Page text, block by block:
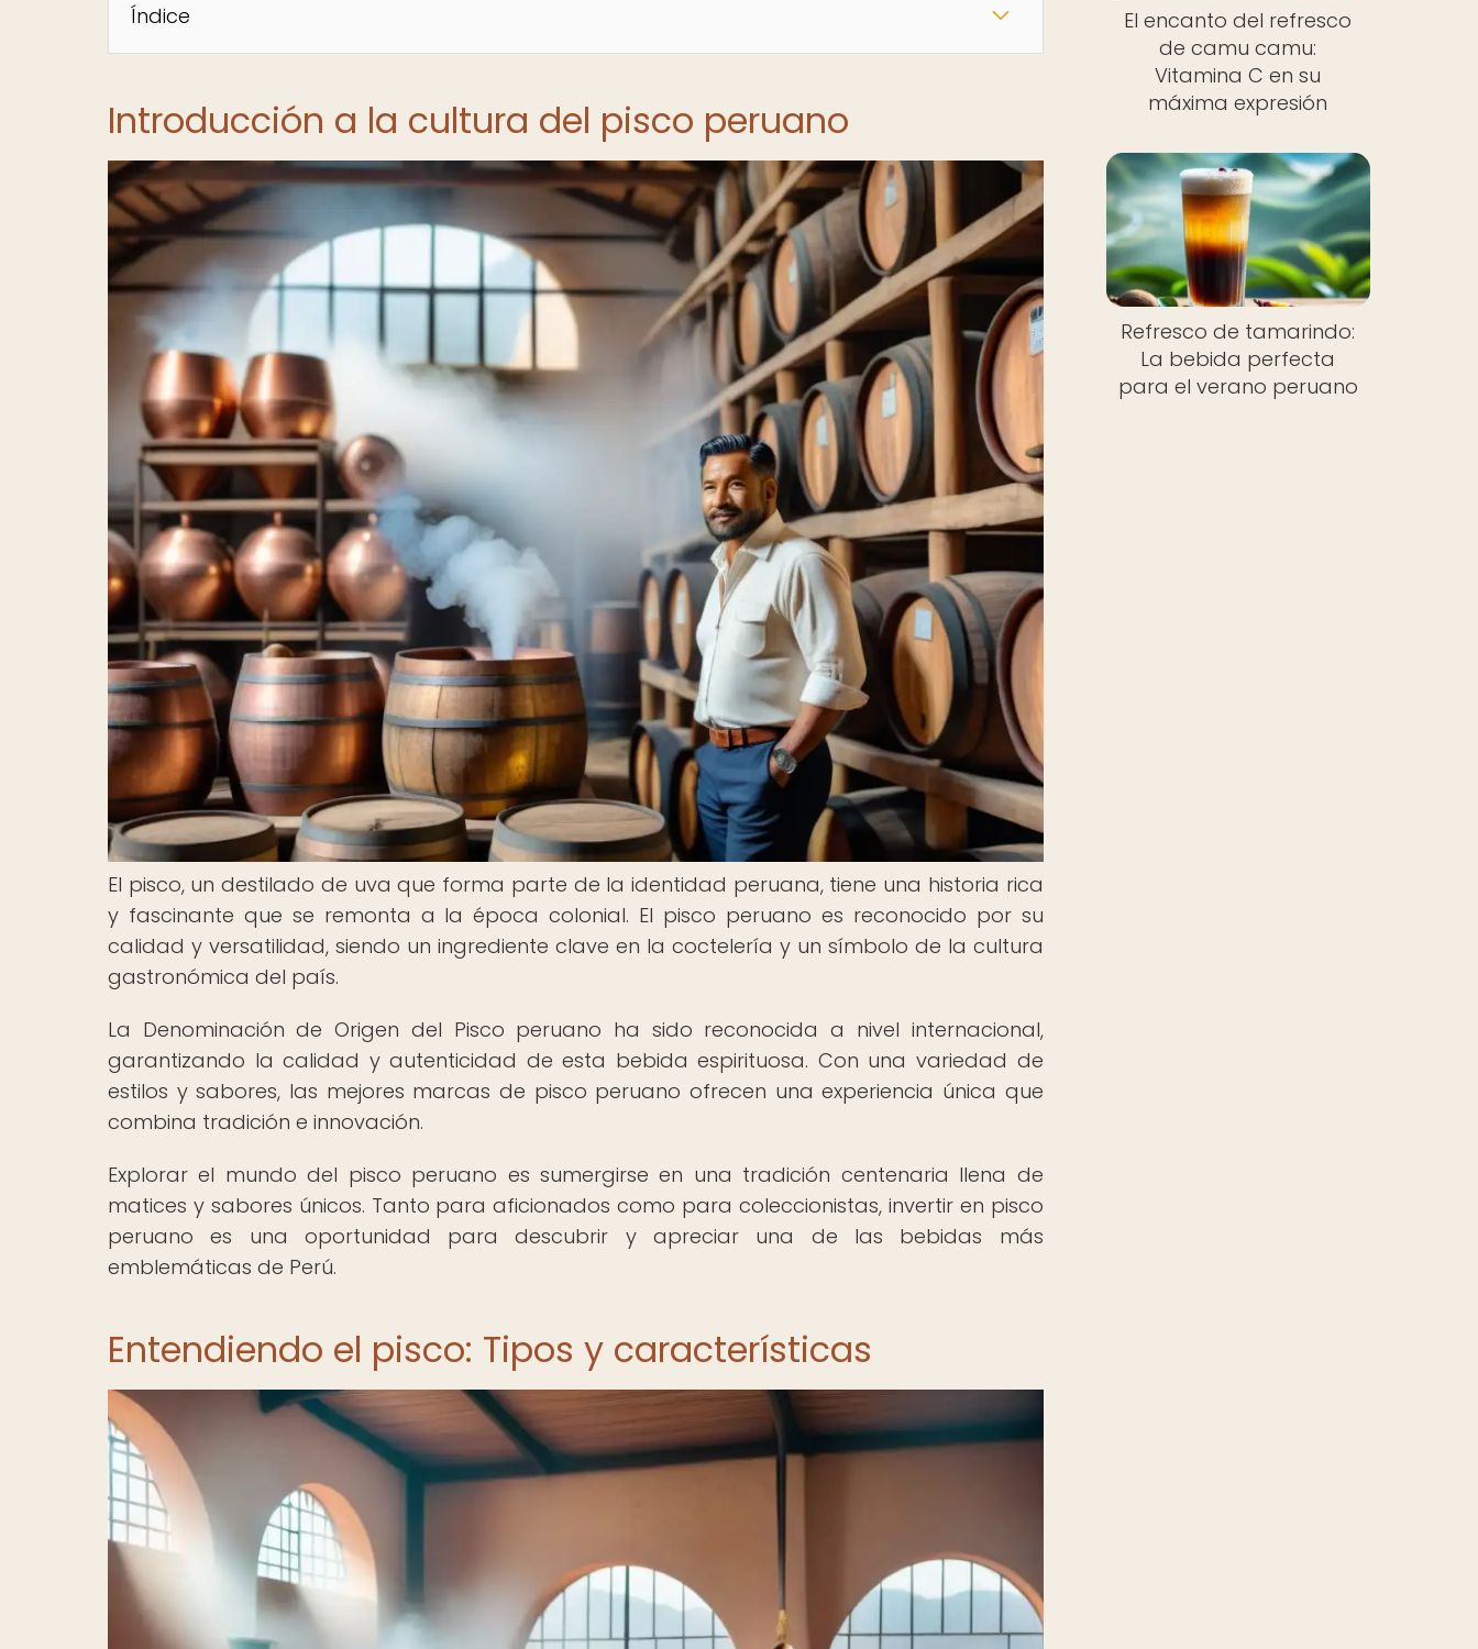
Índice
Introducción a la cultura del pisco peruano
El pisco, un destilado de uva que forma parte de la identidad peruana, tiene una historia rica
y fascinante que se remonta a la época colonial. El pisco peruano es reconocido por su
calidad y versatilidad, siendo un ingrediente clave en la coctelería y un símbolo de la cultura
gastronómica del país.
La Denominación de Origen del Pisco peruano ha sido reconocida a nivel internacional,
garantizando la calidad y autenticidad de esta bebida espirituosa. Con una variedad de
estilos y sabores, las mejores marcas de pisco peruano ofrecen una experiencia única que
combina tradición e innovación.
Explorar el mundo del pisco peruano es sumergirse en una tradición centenaria llena de
matices y sabores únicos. Tanto para aficionados como para coleccionistas, invertir en pisco
peruano es una oportunidad para descubrir y apreciar una de las bebidas más
emblemáticas de Perú.
Entendiendo el pisco: Tipos y características
El encanto del refresco
de camu camu:
Vitamina C en su
máxima expresión
Refresco de tamarindo:
La bebida perfecta
para el verano peruano